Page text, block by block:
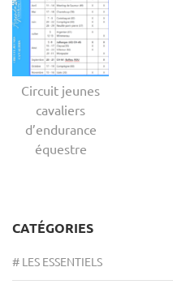
Circuit jeunes
cavaliers
d’endurance
équestre
CATÉGORIES
# LES ESSENTIELS